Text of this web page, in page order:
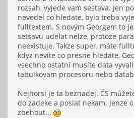
rozsah, vyjede vam sestava. Jen
nevedel co hledate, bylo treba
fulltextem. S novým Georgem to
setsavu udelat nelze, protoze
neexistuje. Takze super, máte
kdyz nevíte co presne hledáte,
vsechno ostatní musíte data
tabulkovam procesoru nebo
Nejhorsi je ta beznadej. ČS
do zadeke a poslat nekam. Jenze
zbehout...